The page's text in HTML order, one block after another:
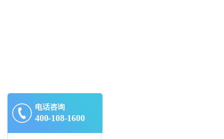
电话咨询
400-108-1600